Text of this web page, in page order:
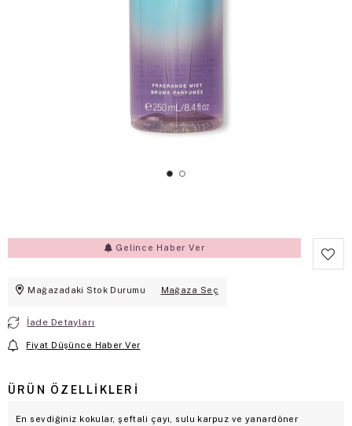
Gelince Haber Ver
Mağazadaki Stok Durumu Mağaza Seç
İade Detayları
Fiyat Düşünce Haber Ver
ÜRÜN ÖZELLIKLERI
En sevdiğiniz kokular, şeftali çayı, sulu karpuz ve yanardöner